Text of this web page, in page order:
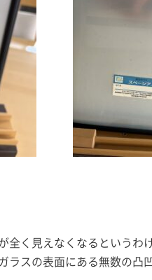
全く見えなくなるというわ
ラスの表面にある無数の凸